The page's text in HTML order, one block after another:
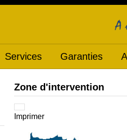
Services Garanties
Zone d'intervention
Imprimer